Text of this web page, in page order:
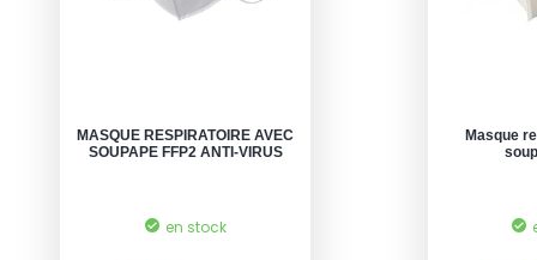
MASQUE RESPIRATOIRE AVEC
SOUPAPE FFP2 ANTI-VIRUS
en stock
Masque